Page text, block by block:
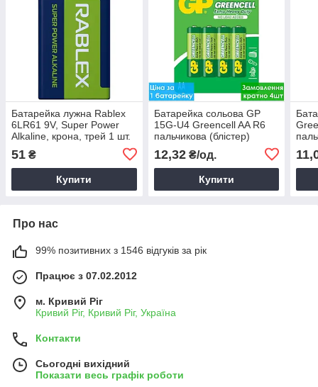
Батарейка лужна Rablex
6LR61 9V, Super Power
Alkaline, крона, трей 1 шт.
51 ₴
Купити
Батарейка сольова GP
15G-U4 Greencell AA R6
пальчикова (блістер)
12,32₴/од.
Купити
Про нас
99% позитивних з 1546 відгуків за рік
Працює з 07.02.2012
м. Кривий Ріг
Кривий Ріг, Кривий Ріг, Україна
Контакти
Сьогодні вихідний
Показати весь графік роботи